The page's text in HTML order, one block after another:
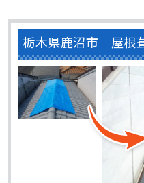
栃木県鹿沼市 屋根